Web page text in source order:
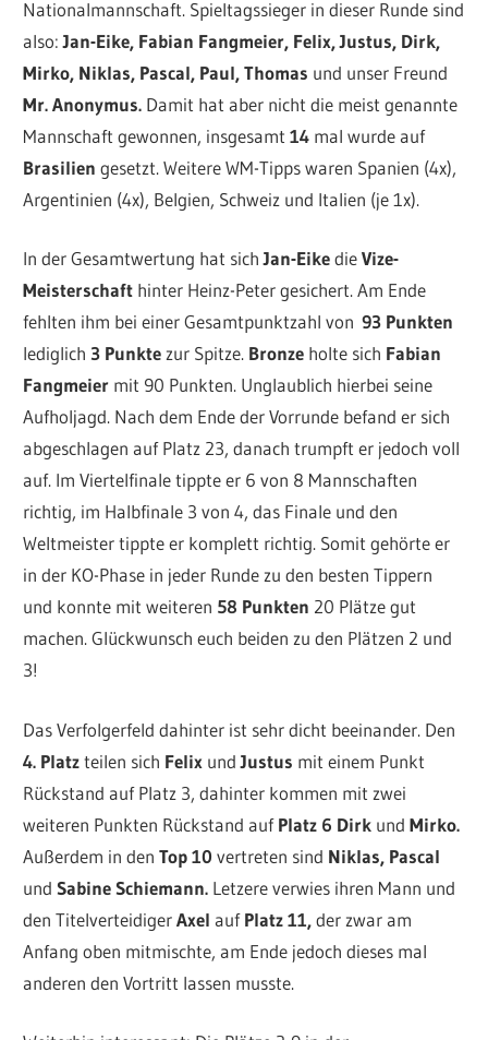
Nationalmannschaft. Spieltagssieger in dieser Runde sind
also:Jan-Eike, Fabian Fangmeier, Felix, Justus, Dirk,
Mirko, Niklas, Pascal, Paul, Thomas und unser Freund
Mr. Anonymus. Damit hat aber nicht die meist genannte
Mannschaft gewonnen, insgesamt14 mal wurde auf
Brasilien gesetzt. Weitere WM-Tipps waren Spanien (4x),
Argentinien (4x), Belgien, Schweiz und Italien (je 1x).
In der Gesamtwertung hat sichJan-EikedieVize-
Meisterschaft hinter Heinz-Peter gesichert. Am Ende
fehlten ihm bei einer Gesamtpunktzahl von93 Punkten
lediglich3 Punktezur Spitze. Bronze holte sich Fabian
Fangmeier mit 90 Punkten. Unglaublich hierbei seine
Aufholjagd. Nach dem Ende der Vorrunde befand er sich
abgeschlagen auf Platz 23, danach trumpft er jedoch voll
auf. Im Viertelfinale tippte er 6 von 8 Mannschaften
richtig, im Halbfinale 3 von 4, das Finale und den
Weltmeister tippte er komplett richtig. Somit gehörte er
in der KO-Phase in jeder Runde zu den besten Tippern
und konnte mit weiteren 58 Punkten 20 Plätze gut
machen. Glückwunsch euch beiden zu den Plätzen 2 und
3!
Das Verfolgerfeld dahinter ist sehr dicht beeinander. Den
4. Platzteilen sich Felix undJustus mit einem Punkt
Rückstand auf Platz 3, dahinter kommen mit zwei
weiteren Punkten Rückstand aufPlatz 6 Dirk undMirko.
Außerdem in denTop 10vertreten sind Niklas, Pascal
undSabine Schiemann. Letzere verwies ihren Mann und
den TitelverteidigerAxel aufPlatz 11,der zwar am
Anfang oben mitmischte, am Ende jedoch dieses mal
anderen den Vortritt lassen musste.